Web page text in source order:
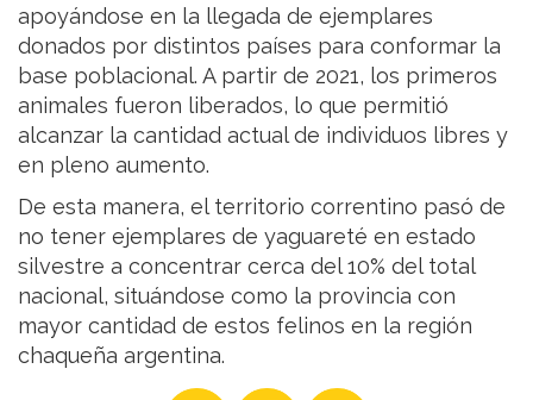
apoyándose en la llegada de ejemplares
donados por distintos países para conformar la
base poblacional. A partir de 2021, los primeros
animales fueron liberados, lo que permitió
alcanzar la cantidad actual de individuos libres y
en pleno aumento.
De esta manera, el territorio correntino pasó de
no tener ejemplares de yaguareté en estado
silvestre a concentrar cerca del 10% del total
nacional, situándose como la provincia con
mayor cantidad de estos felinos en la región
chaqueña argentina.